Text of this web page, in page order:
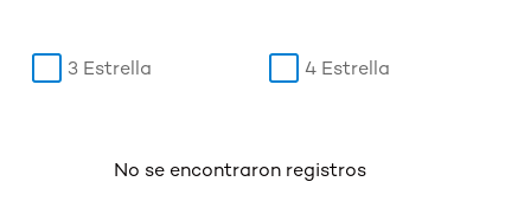
3 Estrella 4 Estrella
No se encontraron registros